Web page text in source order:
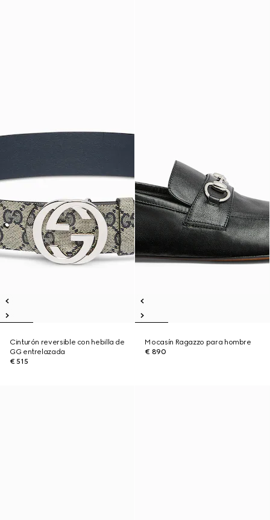
Cinturón reversible con hebilla de
GG entrelazada
€ 515
Mocasín Ragazzo para hombre
€ 890